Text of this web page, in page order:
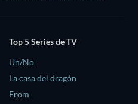
Top 5 Series de TV
Un/No
La casa del dragón
From